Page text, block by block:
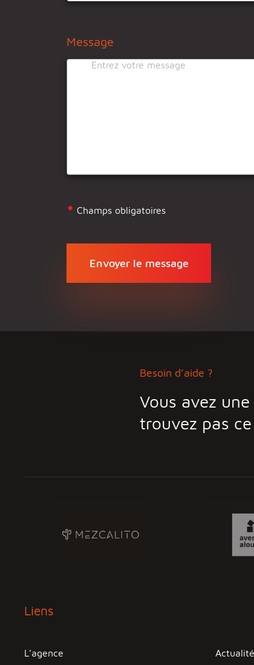
Message
• Champs obligatoires
Besoin d’aide ?
Vous avez
trouvez pas
Liens
L’agence